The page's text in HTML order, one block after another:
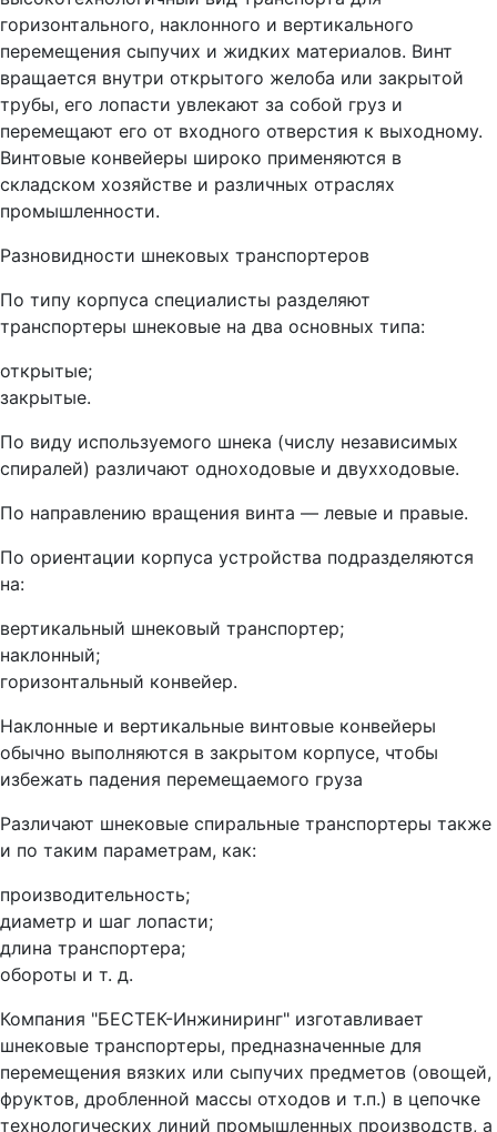
горизонтального, наклонного и вертикального
перемещения сыпучих и жидких материалов. Винт
вращается внутри открытого желоба или закрытой
трубы, его лопасти увлекают за собой груз и
перемещают его от входного отверстия к выходному.
Винтовые конвейеры широко применяются в
складском хозяйстве и различных отраслях
промышленности.
Разновидности шнековых транспортеров
По типу корпуса специалисты разделяют
транспортеры шнековые на два основных типа:
открытые;
закрытые.
По виду используемого шнека (числу независимых
спиралей) различают одноходовые и двухходовые.
По направлению вращения винта — левые и правые.
По ориентации корпуса устройства подразделяются
на:
вертикальный шнековый транспортер;
наклонный;
горизонтальный конвейер.
Наклонные и вертикальные винтовые конвейеры
обычно выполняются в закрытом корпусе, чтобы
избежать падения перемещаемого груза
Различают шнековые спиральные транспортеры также
и по таким параметрам, как:
производительность;
диаметр и шаг лопасти;
длина транспортера;
обороты и т. д.
Компания "БЕСТЕК-Инжиниринг" изготавливает
шнековые транспортеры, предназначенные для
перемещения вязких или сыпучих предметов (овощей,
фруктов, дробленной массы отходов и т.п.) в цепочке
технологических линий промышленных производств, а